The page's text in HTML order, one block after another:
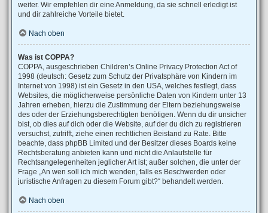
weiter. Wir empfehlen dir eine Anmeldung, da sie schnell erledigt ist
und dir zahlreiche Vorteile bietet.
Nach oben
Was ist COPPA?
COPPA, ausgeschrieben Children’s Online Privacy Protection Act of
1998 (deutsch: Gesetz zum Schutz der Privatsphäre von Kindern im
Internet von 1998) ist ein Gesetz in den USA, welches festlegt, dass
Websites, die möglicherweise persönliche Daten von Kindern unter 13
Jahren erheben, hierzu die Zustimmung der Eltern beziehungsweise
des oder der Erziehungsberechtigten benötigen. Wenn du dir unsicher
bist, ob dies auf dich oder die Website, auf der du dich zu registrieren
versuchst, zutrifft, ziehe einen rechtlichen Beistand zu Rate. Bitte
beachte, dass phpBB Limited und der Besitzer dieses Boards keine
Rechtsberatung anbieten kann und nicht die Anlaufstelle für
Rechtsangelegenheiten jeglicher Art ist; außer solchen, die unter der
Frage „An wen soll ich mich wenden, falls es Beschwerden oder
juristische Anfragen zu diesem Forum gibt?“ behandelt werden.
Nach oben